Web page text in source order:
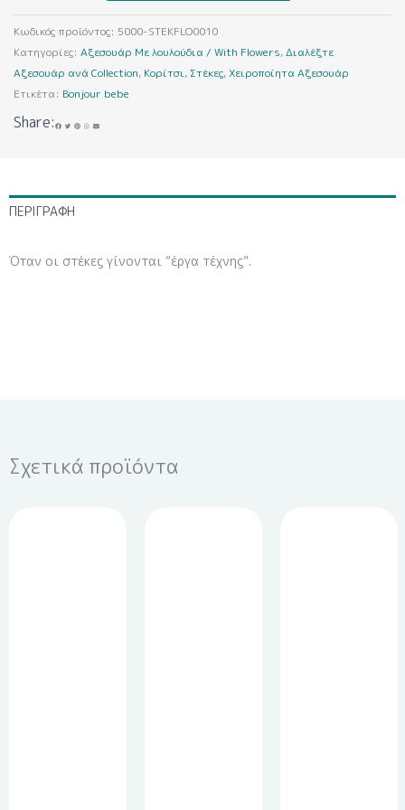
ποσότητα
Κωδικός προϊόντος: 5000-STEKFLO0010
Κατηγορίες: Αξεσουάρ Με λουλούδια / With Flowers,Διαλέξτε
Αξεσουάρ ανά Collection, Κορίτσι, Στέκες,Χειροποίητα Αξεσουάρ
Ετικέτα: Bonjour bebe
Share:
ΠΕΡΙΓΡΑΦΉ
Όταν οι στέκες γίνονται “έργα τέχνης”.
Σχετικά προϊόντα